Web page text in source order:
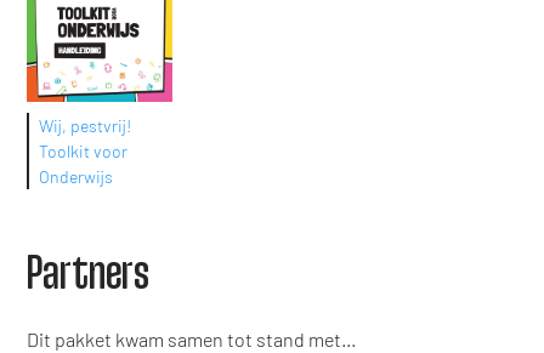
Wij, pestvrij!
Toolkit voor
Onderwijs
Partners
Dit pakket kwam samen tot stand met...